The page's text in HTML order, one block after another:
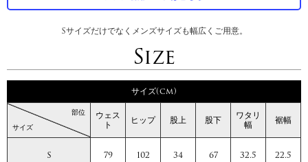
Sサイズだけでなくメンズサイズも幅広くご用意。
Size
サイズ(cm)
サイズ
部位 ウェス
ト ヒップ 股上 股下 ワタリ
幅 裾幅
S 79 102 34 67 32.5 22.5